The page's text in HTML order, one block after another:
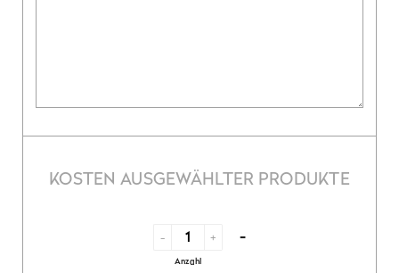
KOSTEN AUSGEWÄHLTER PRODUKTE
-
Anzahl
+ -